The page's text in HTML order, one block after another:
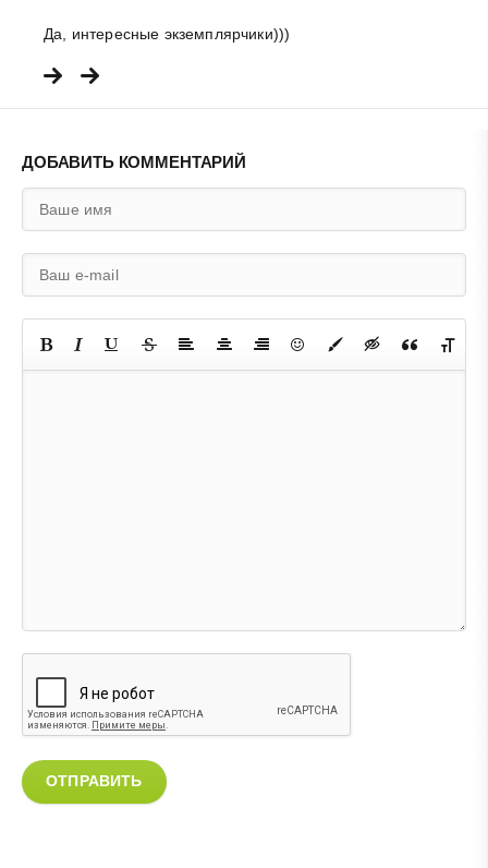
Да, интересные экземплярчики)))
ДОБАВИТЬ КОММЕНТАРИЙ
ОТПРАВИТЬ